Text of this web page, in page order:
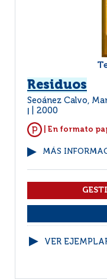
Residuos
Seoánez Calvo,
2000
| En formato
MÁS
VER